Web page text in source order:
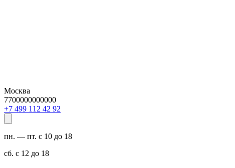
Москва
7700000000000
29 24 211 994 7+
пн. — пт. с 10 до 18
сб. с 12 до 18